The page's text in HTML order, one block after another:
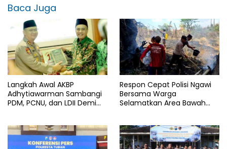
Baca Juga
Langkah Awal AKBP
Adhytiawarman Sambangi
PDM, PCNU, dan LDII Demi
Respon Cepat Polisi Ngawi
Bersama Warga
Selamatkan Area Bawah